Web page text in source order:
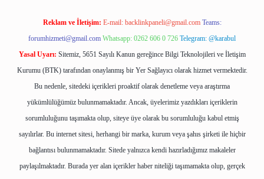
Reklam ve İletişim: E-mail: backlinkpaneli@gmail.com Teams:
forumhizmeti@gmail.com Whatsapp: 0262 606 0 726 Telegram: @karabul
Yasal Uyarı: Sitemiz, 5651 Sayılı Kanun gereğince Bilgi Teknolojileri ve İletişim
Kurumu (BTK) tarafından onaylanmış bir Yer Sağlayıcı olarak hizmet vermektedir.
Bu nedenle, sitedeki içerikleri proaktif olarak denetleme veya araştırma
yükümlülüğümüz bulunmamaktadır. Ancak, üyelerimiz yazdıkları içeriklerin
sorumluluğunu taşımakta olup, siteye üye olarak bu sorumluluğu kabul etmiş
sayılırlar. Bu internet sitesi, herhangi bir marka, kurum veya şahıs şirketi ile hiçbir
bağlantısı bulunmamaktadır. Sitede yalnızca kendi hazırladığımız makaleler
paylaşılmaktadır. Burada yer alan içerikler haber niteliği taşımamakta olup, gerçek